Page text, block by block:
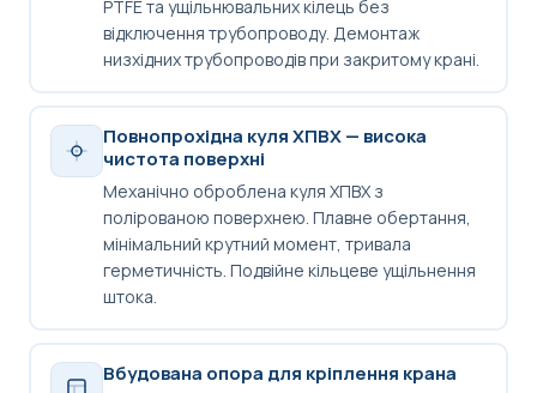
PTFE та ущільнювальних кілець без
відключення трубопроводу. Демонтаж
низхідних трубопроводів при закритому крані.
Повнопрохідна куля ХПВХ — висока
чистота поверхні
Механічно оброблена куля ХПВХ з
полірованою поверхнею. Плавне обертання,
мінімальний крутний момент, тривала
герметичність. Подвійне кільцеве ущільнення
штока.
Вбудована опора для кріплення крана